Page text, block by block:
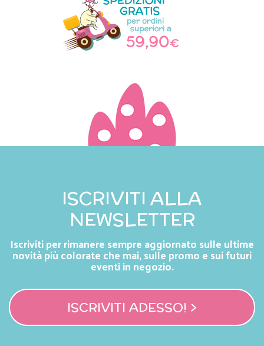
ISCRIVITI ALLA
NEWSLETTER
Iscriviti per rimanere sempre aggiornato sulle ultime
novità più colorate che mai, sulle promo e sui futuri
eventi in negozio.
ISCRIVITI ADESSO! >